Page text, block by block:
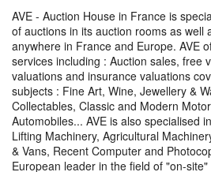
AVE - Auction House in France is
of auctions in its auction rooms as well
anywhere in France and Europe. AVE
services including : Auction sales, free
valuations and insurance valuations
subjects : Fine Art, Wine, Jewellery &
Collectables, Classic and Modern
Automobiles... AVE is also specialised
Lifting Machinery, Agricultural
& Vans, Recent Computer and
European leader in the field of "on-